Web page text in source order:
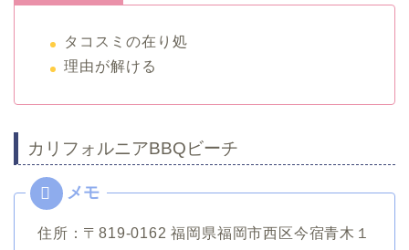
タコスミの在り処
理由が解ける
カリフォルニアBBQビーチ
住所：〒819-0162 福岡県福岡市西区今宿青木１